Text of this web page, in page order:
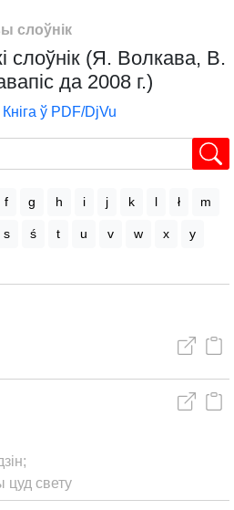
слоўнік
слоўнік (Я. Волкава, В.
да 2008 г.)
Кніга ў PDF/DjVu
f g h i j k l ł m
s ś t u v w x y
свету